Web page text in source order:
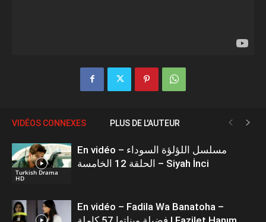
VIDÉOS CONNEXES PLUS DE L'AUTEUR
Turkish Drama
HD
En vidéo – مسلسل اللؤلؤة السوداء
الحلقة 12 الخامسة – Siyah İnci
En vidéo – Fadila Wa Banatoha –